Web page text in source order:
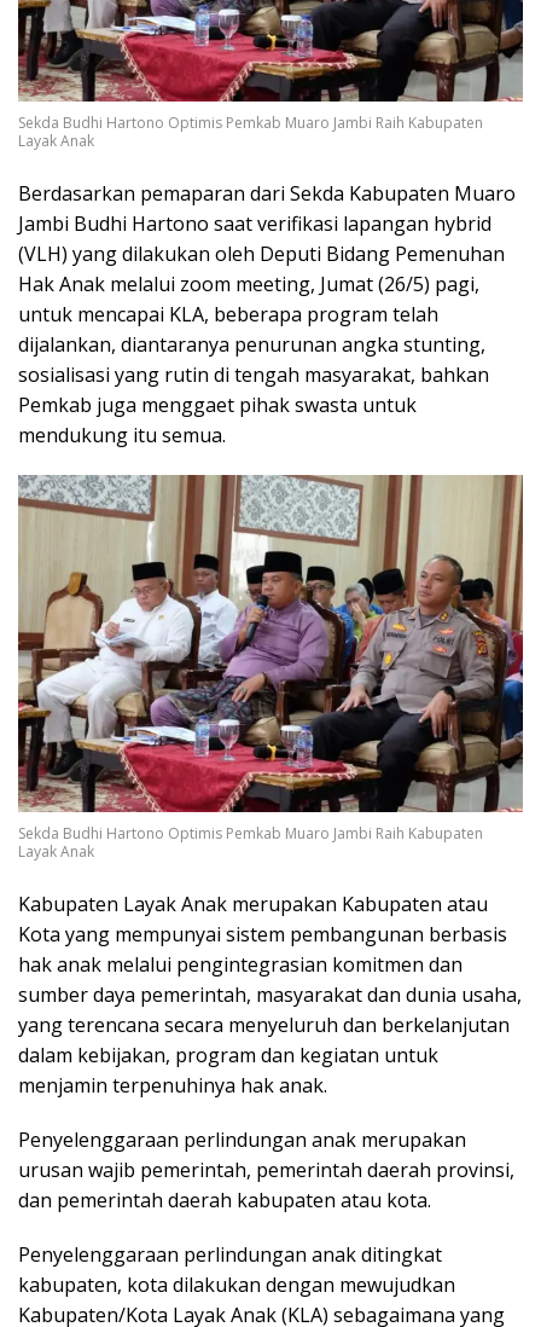
Sekda Budhi Hartono Optimis Pemkab Muaro Jambi Raih Kabupaten
Layak Anak
Berdasarkan pemaparan dari Sekda Kabupaten Muaro
Jambi Budhi Hartono saat verifikasi lapangan hybrid
(VLH) yang dilakukan oleh Deputi Bidang Pemenuhan
Hak Anak melalui zoom meeting, Jumat (26/5) pagi,
untuk mencapai KLA, beberapa program telah
dijalankan, diantaranya penurunan angka stunting,
sosialisasi yang rutin di tengah masyarakat, bahkan
Pemkab juga menggaet pihak swasta untuk
mendukung itu semua.
Sekda Budhi Hartono Optimis Pemkab Muaro Jambi Raih Kabupaten
Layak Anak
Kabupaten Layak Anak merupakan Kabupaten atau
Kota yang mempunyai sistem pembangunan berbasis
hak anak melalui pengintegrasian komitmen dan
sumber daya pemerintah, masyarakat dan dunia usaha,
yang terencana secara menyeluruh dan berkelanjutan
dalam kebijakan, program dan kegiatan untuk
menjamin terpenuhinya hak anak.
Penyelenggaraan perlindungan anak merupakan
urusan wajib pemerintah, pemerintah daerah provinsi,
dan pemerintah daerah kabupaten atau kota.
Penyelenggaraan perlindungan anak ditingkat
kabupaten, kota dilakukan dengan mewujudkan
Kabupaten/Kota Layak Anak (KLA) sebagaimana yang